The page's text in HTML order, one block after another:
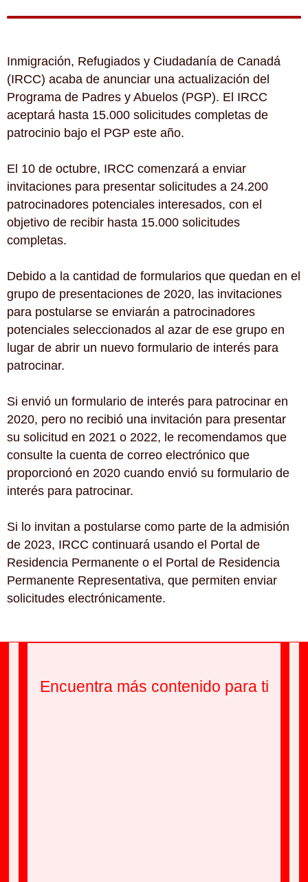
Inmigración, Refugiados y Ciudadanía de Canadá
(IRCC) acaba de anunciar una actualización del
Programa de Padres y Abuelos (PGP). El IRCC
aceptará hasta 15.000 solicitudes completas de
patrocinio bajo el PGP este año.
El 10 de octubre, IRCC comenzará a enviar
invitaciones para presentar solicitudes a 24.200
patrocinadores potenciales interesados, con el
objetivo de recibir hasta 15.000 solicitudes
completas.
Debido a la cantidad de formularios que quedan en el
grupo de presentaciones de 2020, las invitaciones
para postularse se enviarán a patrocinadores
potenciales seleccionados al azar de ese grupo en
lugar de abrir un nuevo formulario de interés para
patrocinar.
Si envió un formulario de interés para patrocinar en
2020, pero no recibió una invitación para presentar
su solicitud en 2021 o 2022, le recomendamos que
consulte la cuenta de correo electrónico que
proporcionó en 2020 cuando envió su formulario de
interés para patrocinar.
Si lo invitan a postularse como parte de la admisión
de 2023, IRCC continuará usando el Portal de
Residencia Permanente o el Portal de Residencia
Permanente Representativa, que permiten enviar
solicitudes electrónicamente.
Encuentra más contenido para ti